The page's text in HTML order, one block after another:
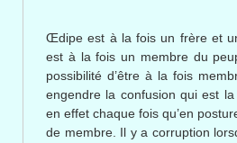
Œdipe est à lafois un frèreet
est à lafois un membredu
possibilité d’être à la fois
engendre la confusion quiest
en effet chaque fois qu’en
de membre. Il y a corruption